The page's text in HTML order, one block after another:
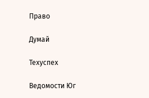
Право
Думай
Техуспех
Ведомости Юг